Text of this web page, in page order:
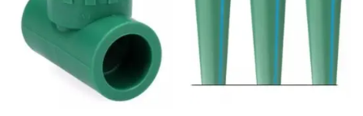
deseos
lista de
deseos